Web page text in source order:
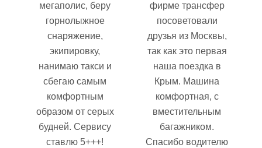
мегаполис, беру
горнолыжное
снаряжение,
экипировку,
нанимаю такси и
сбегаю самым
комфортным
образом от серых
будней. Сервису
ставлю 5+++!
фирме трансфер
посоветовали
друзья из Москвы,
так как это первая
наша поездка в
Крым. Машина
комфортная, с
вместительным
багажником.
Спасибо водителю